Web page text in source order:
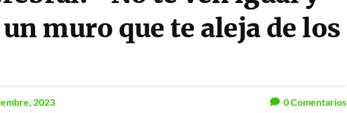
muro que te aleja de los
2023 0Comentarios